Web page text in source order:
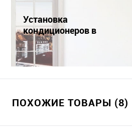
Установка
кондиционеров в
Краснодаре
ПОХОЖИЕ ТОВАРЫ (8)